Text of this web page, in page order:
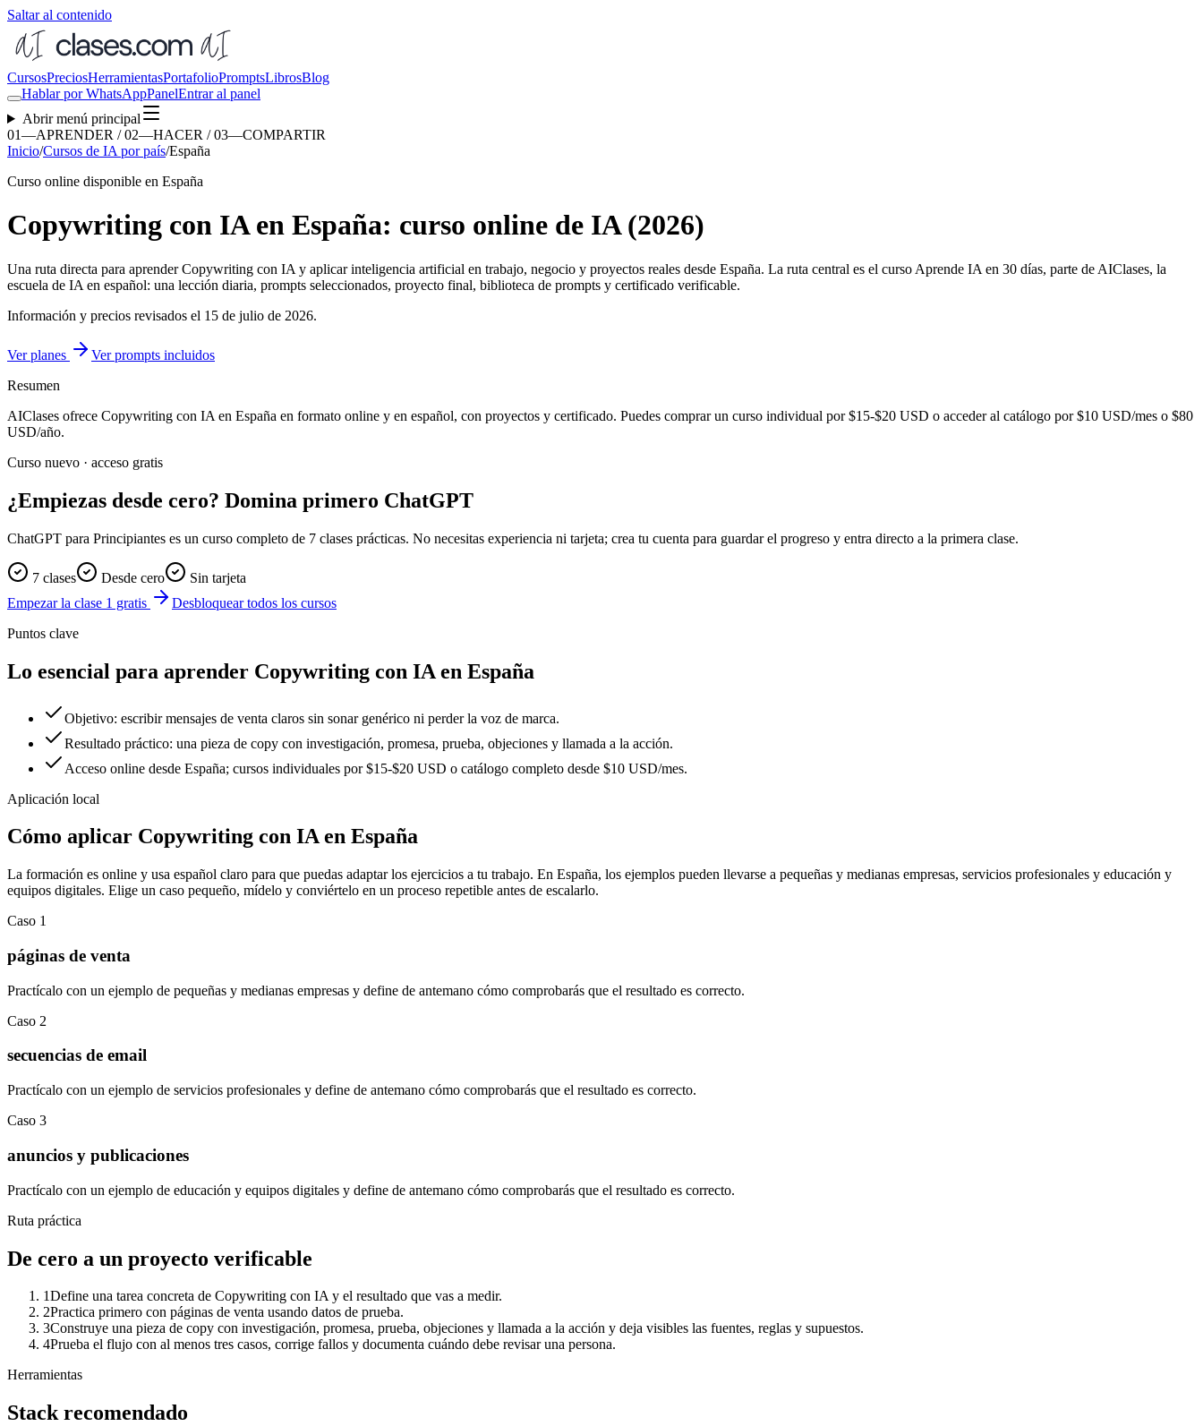
Saltar al contenido
CursosPreciosHerramientasPortafolioPromptsLibrosBlog
Hablar por WhatsAppPanelEntrar al panel
Abrir menú principal
01—APRENDER / 02—HACER / 03—COMPARTIR
Inicio/Cursos de IA por país/España
Curso online disponible en España
Copywriting con IA en España: curso online de IA (2026)
Una ruta directa para aprenderCopywriting con IA y aplicar inteligencia artificial en trabajo, negocio y proyectos reales desde España. La ruta central es el curso Aprende IA en 30 días, parte de AIClases, la
escuela de IA en español: una lección diaria, prompts seleccionados, proyecto final, biblioteca de prompts y certificado verificable.
Información y precios revisados el 15 de julio de 2026.
Ver planes
Ver prompts incluidos
Resumen
AIClases ofrece Copywriting con IA en España en formato online y en español, con proyectos y certificado. Puedes comprar un curso individual por$15-$20 USD o acceder al catálogo por$10 USD/mes o $80
USD/año.
Curso nuevo · acceso gratis
¿Empiezas desde cero? Domina primero ChatGPT
ChatGPT para Principiantes es un curso completo de 7 clases prácticas. No necesitas experiencia ni tarjeta; crea tu cuenta para guardar el progreso y entra directo a la primera clase.
7 clases Desde cero
Sin tarjeta
Empezar la clase 1 gratis
Desbloquear todos los cursos
Puntos clave
Lo esencial para aprender Copywriting con IA en España
Objetivo: escribir mensajes de venta claros sin sonar genérico ni perder la voz de marca.
Resultado práctico: una pieza de copy con investigación, promesa, prueba, objeciones y llamada a la acción.
Acceso online desde España; cursos individuales por $15-$20 USD o catálogo completo desde $10 USD/mes.
Aplicación local
Cómo aplicar Copywriting con IAen España
La formación es online y usa español claro para que puedas adaptar los ejercicios a tu trabajo. En España, los ejemplos pueden llevarse a pequeñas y medianas empresas, servicios profesionales y educación y
equipos digitales. Elige un caso pequeño, mídelo y conviértelo en un proceso repetible antes de escalarlo.
Caso 1
páginas de venta
Practícalo con un ejemplo de pequeñas y medianas empresas y define de antemano cómo comprobarás que el resultado es correcto.
Caso 2
secuencias de email
Practícalo con un ejemplo de servicios profesionales y define de antemano cómo comprobarás que el resultado es correcto.
Caso 3
anuncios y publicaciones
Practícalo con un ejemplo de educación y equipos digitales y define de antemano cómo comprobarás que el resultado es correcto.
Ruta práctica
De cero a un proyecto verificable
1Define una tarea concreta de Copywriting con IA y el resultado que vas a medir.
2Practica primero con páginas de venta usando datos de prueba.
3Construye una pieza de copy con investigación, promesa, prueba, objeciones y llamada a la acción y deja visibles las fuentes, reglas y supuestos.
4Prueba el flujo con al menos tres casos, corrige fallos y documenta cuándo debe revisar una persona.
Herramientas
Stack recomendado